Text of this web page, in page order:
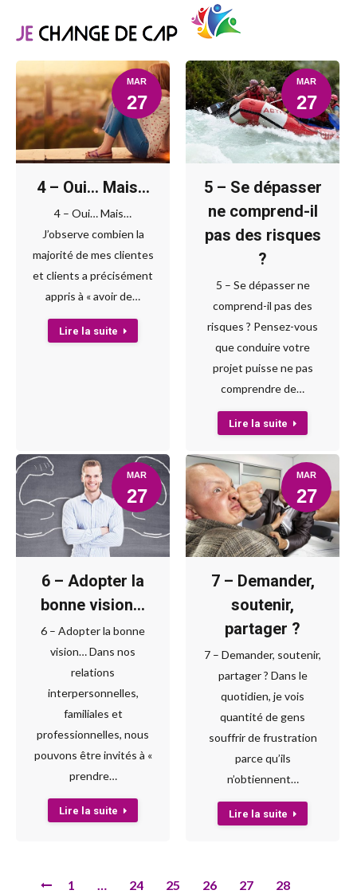
MAR
27
4 – Oui… Mais…
4 – Oui… Mais…
J’observe combien la
majorité de mes clientes
et clients a précisément
appris à « avoir de…
Lire la suite
MAR
27
5 – Se dépasser
ne comprend-il
pas des risques
?
5 – Se dépasser ne
comprend-il pas des
risques ? Pensez-vous
que conduire votre
projet puisse ne pas
comprendre de…
Lire la suite
MAR
27
6 – Adopter la
bonne vision…
6 – Adopter la bonne
vision… Dans nos
relations
interpersonnelles,
familiales et
professionnelles, nous
pouvons être invités à «
prendre…
Lire la suite
MAR
27
7 – Demander,
soutenir,
partager ?
7 – Demander, soutenir,
partager ? Dans le
quotidien, je vois
quantité de gens
souffrir de frustration
parce qu’ils
n’obtiennent…
Lire la suite
1 … 24 25 26 27 28